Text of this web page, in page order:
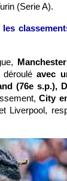
(Serie A).
dérouléavec
(76e s.p.),
City
Liverpool,